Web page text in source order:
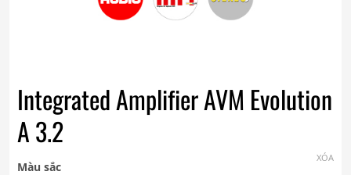
Integrated Amplifier AVM Evolution
A 3.2
Màu sắc
XÓA